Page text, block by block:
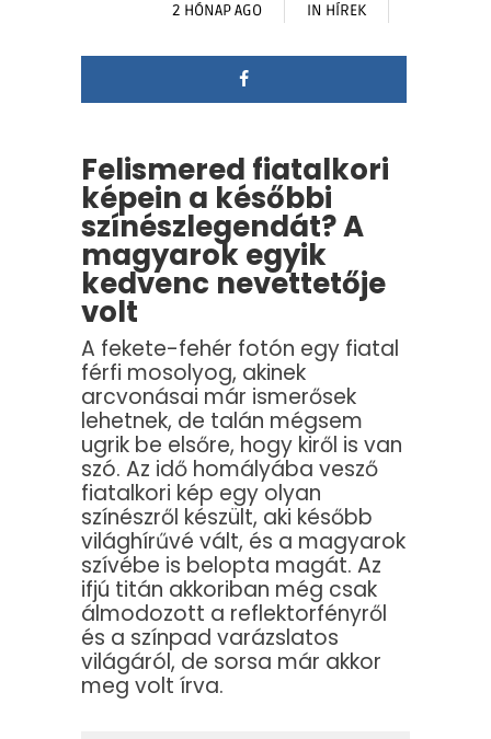
2 HÓNAP AGO IN HÍREK
Felismered fiatalkori
képein a későbbi
színészlegendát? A
magyarok egyik
kedvenc nevettetője
volt
A fekete-fehér fotón egy fiatal
férfi mosolyog, akinek
arcvonásai már ismerősek
lehetnek, de talán mégsem
ugrik be elsőre, hogy kiről is van
szó. Az idő homályába vesző
fiatalkori kép egy olyan
színészről készült, aki később
világhírűvé vált, és a magyarok
szívébe is belopta magát. Az
ifjú titán akkoriban még csak
álmodozott a reflektorfényről
és a színpad varázslatos
világáról, de sorsa már akkor
meg volt írva.